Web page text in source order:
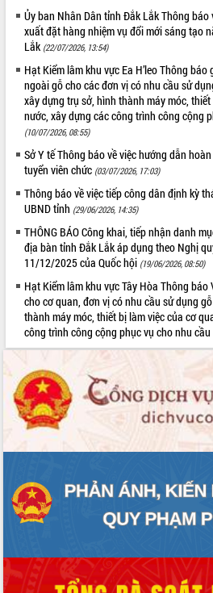
sống người dân từ những mô hình thiết
thực
Quyết liệt tháo gỡ vướng mắc, đẩy
nhanh tiến độ các dự án trọng điểm
trong Khu kinh tế Nam Phú Yên
Hòn Yến phát triển du lịch gắn với bảo
tồn biển
Lấy ý kiến điều chỉnh Quy hoạch tỉnh
Đắk Lắk thời kỳ 2021-2030, tầm nhìn
đến năm 2050
Phát động chiến dịch 30 ngày đêm
giải phóng mặt bằng Tuyến đường bộ
ven biển
Đắk Lắk nỗ lực thúc đẩy tăng trưởng
kinh tế từ 10% trở lên trong Quý
II/2026
Đắk Lắk ký kết thỏa thuận hợp tác về
chuyển đổi số giai đoạn 2026 – 2030
với Tập đoàn Bưu chính Viễn thông
Việt Nam
Thứ trưởng Bộ Y tế làm việc với tỉnh
Đắk Lắk về phát triển nhân lực y tế
cho trạm y tế cấp xã
Du lịch Đắk Lắk nâng tầm trải nghiệm
du khách thông qua Hệ thống cơ sở dữ
liệu và Bản đồ số
Tập huấn ứng dụng trí tuệ nhân tạo (AI)
trong thương mại điện tử năm 2026
Đoàn đại biểu Quốc hội tỉnh Đắk Lắk
trao đổi thông tin trước Kỳ họp thứ
Quyết liệt cải cách hành chính, khơi
thông nguồn lực phát triển
Ủy ban Nhân Dân tỉnh Đắk Lắk Thông
xuất đặt hàng nhiệm vụ đổi mới sáng tạo
Lắk (22/07/2026, 13:54)
Hạt Kiểm lâm khu vực Ea H’leo Thông
ngoài gỗ cho các đơn vị có nhu cầu sử
xây dựng trụ sở, hình thành máy móc,
nước, xây dựng các công trình công cộng
(10/07/2026, 08:55)
Sở Y tế Thông báo về việc hướng dẫn
tuyển viên chức (03/07/2026, 17:03)
Thông báo về việc tiếp công dân định kỳ
UBND tỉnh (29/06/2026, 14:35)
THÔNG BÁO Công khai, tiếp nhận danh
địa bàn tỉnh Đắk Lắk áp dụng theo Nghị
11/12/2025 của Quốc hội (19/06/2026, 08:50)
Hạt Kiểm lâm khu vực Tây Hòa Thông báo
cho cơ quan, đơn vị có nhu cầu sử dụng
thành máy móc, thiết bị làm việc của cơ
công trình công cộng phục vụ cho nhu